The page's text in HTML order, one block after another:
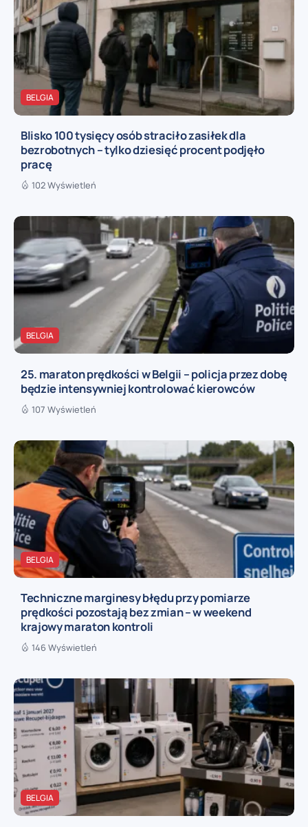
BELGIA
Blisko 100 tysięcy osób straciło zasiłek dla
bezrobotnych – tylko dziesięć procent podjęło
pracę
102 Wyświetleń
BELGIA
25. maraton prędkości w Belgii – policja przez dobę
będzie intensywniej kontrolować kierowców
107 Wyświetleń
BELGIA
Techniczne marginesy błędu przy pomiarze
prędkości pozostają bez zmian – w weekend
krajowy maraton kontroli
146 Wyświetleń
BELGIA